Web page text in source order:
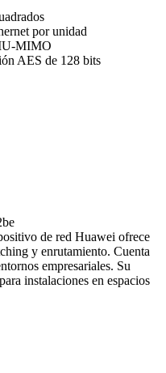
por unidad
MIMO
AES de 128 bits
de red Huawei ofrece
y enrutamiento. Cuenta
empresariales. Su
instalaciones en espacios